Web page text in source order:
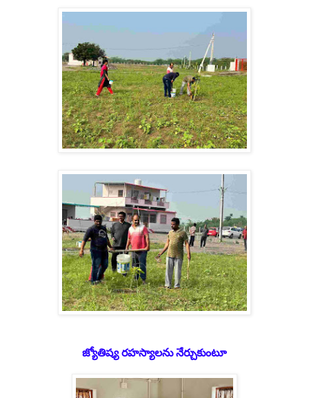
జ్యోతిష్య రహస్యాలను నేర్చుకుంటూ